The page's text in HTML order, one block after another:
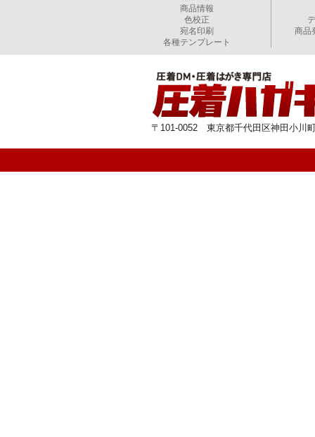
商品情報
色校正
宛名印刷
各種テンプレート
商品
〒101-0052 東京都千代田区神田小川